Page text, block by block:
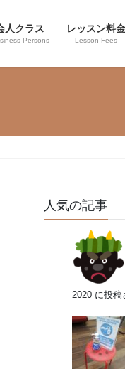
人クラス
Persons
レッスン料金
Lesson Fees
人気の記事
2020 に投稿